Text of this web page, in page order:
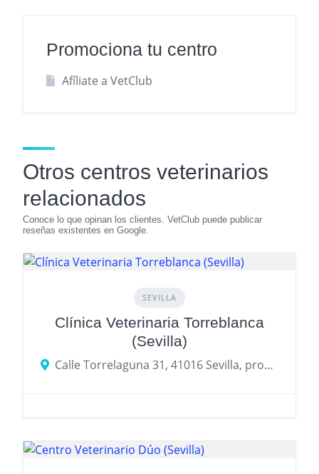
Promociona tu centro
Afíliate a VetClub
Otros centros veterinarios
relacionados
SEVILLA
Clínica Veterinaria Torreblanca
(Sevilla)
Calle Torrelaguna 31, 41016 Sevilla, provincia de Sevilla, España